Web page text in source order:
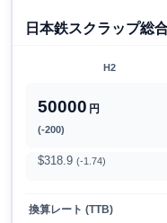
日本鉄スクラップ総
H2
50000 円
(-200)
$318.9 (-1.74)
換算レート (TTB)